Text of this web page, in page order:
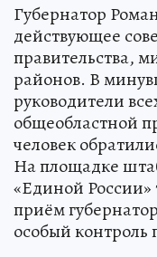
Губернатор
действующее
правительства,
районов. В
руководители
общеобластной
человек
На площадке
«Единой России»
приём
особый контроль